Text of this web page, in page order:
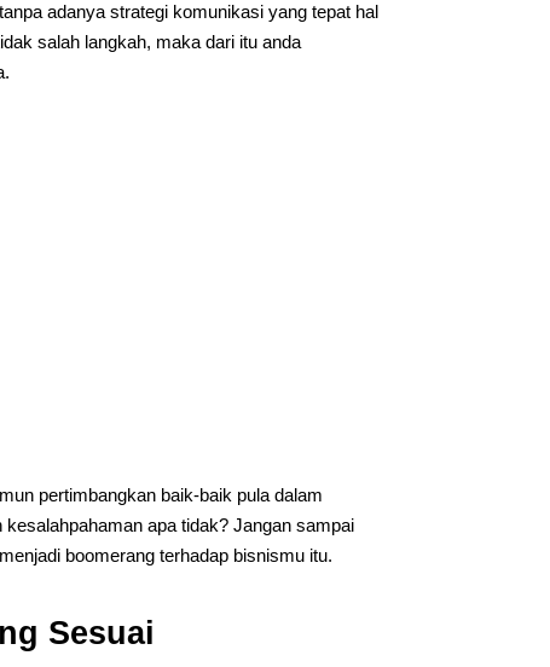
adanya strategi komunikasi yang tepat hal
salah langkah, maka dari itu anda
pertimbangkan baik-baik pula dalam
apa tidak? Jangan sampai
boomerang terhadap bisnismu itu.
Sesuai